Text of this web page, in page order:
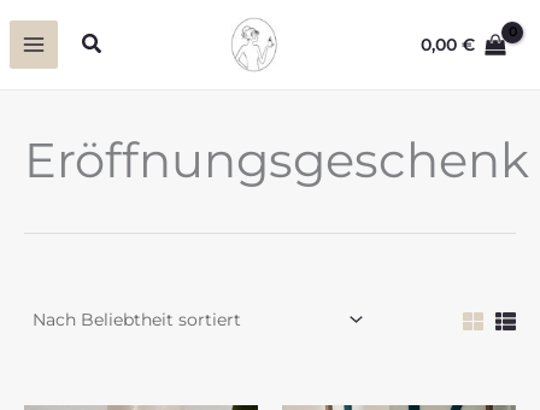
Inhalt
Suchen 0,00€
Eröffnungsgeschenk